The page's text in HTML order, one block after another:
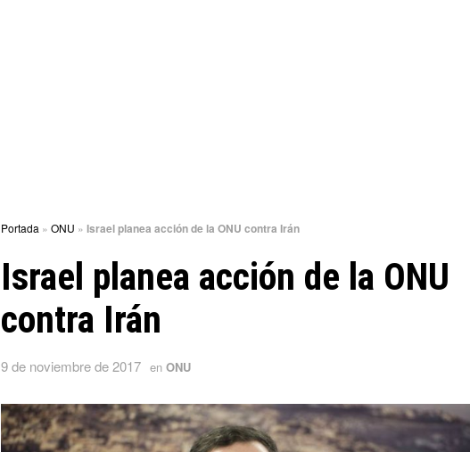
Portada » ONU » Israel planea acción de la ONU contra Irán
Israel planea acción de la ONU
contra Irán
9 de noviembre de 2017 en ONU